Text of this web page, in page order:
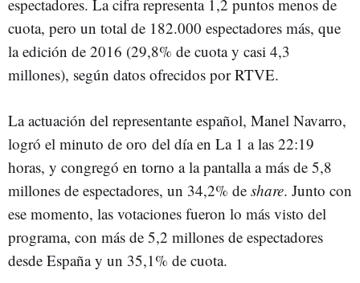
espectadores. La cifra representa 1,2 puntos menos de
cuota, pero un total de 182.000 espectadores más, que
la edición de 2016 (29,8% de cuota y casi 4,3
millones), según datos ofrecidos por RTVE.
La actuación del representante español, Manel Navarro,
logró el minuto de oro del día en La 1 a las 22:19
horas, y congregó en torno a la pantalla a más de 5,8
millones de espectadores, un 34,2% de share. Junto con
ese momento, las votaciones fueron lo más visto del
programa, con más de 5,2 millones de espectadores
desde España y un 35,1% de cuota.